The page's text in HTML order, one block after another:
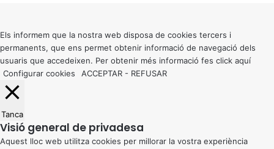
button
Els informem que la nostra web disposa de cookies tercers i
permanents, que ens permet obtenir informació de navegació dels
usuaris que accedeixen. Per obtenir més informació fes click aquí
Configurar cookies
ACCEPTAR - REFUSAR
Tanca
Visió general de privadesa
Aquest lloc web utilitza cookies per millorar la vostra experiència